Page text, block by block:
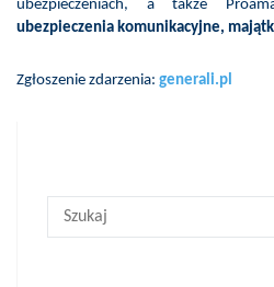
ubezpieczeniach, a także
ubezpieczenia komunikacyjne,
Zgłoszenie zdarzenia: generali.pl